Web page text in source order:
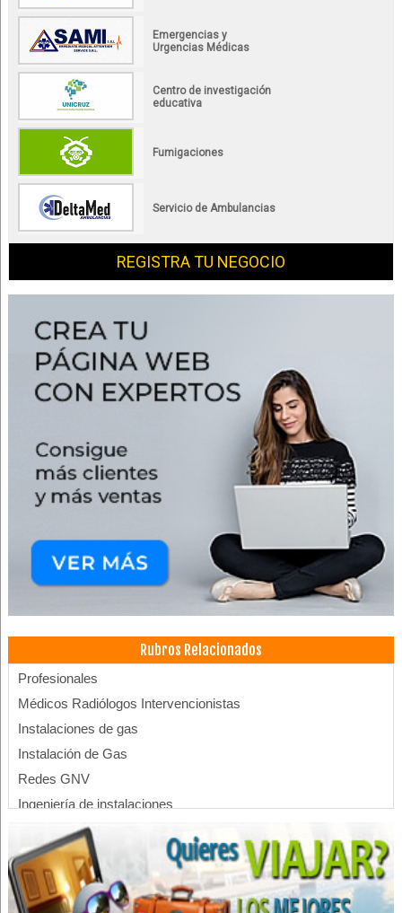
Emergencias y
Urgencias Médicas
Centro de investigación
educativa
Fumigaciones
Servicio de Ambulancias
REGISTRA TU NEGOCIO
Rubros Relacionados
Profesionales
Médicos Radiólogos Intervencionistas
Instalaciones de gas
Instalación de Gas
Redes GNV
Ingeniería de instalaciones
Universidades
Universidades privadas
Importaciones
Semillas